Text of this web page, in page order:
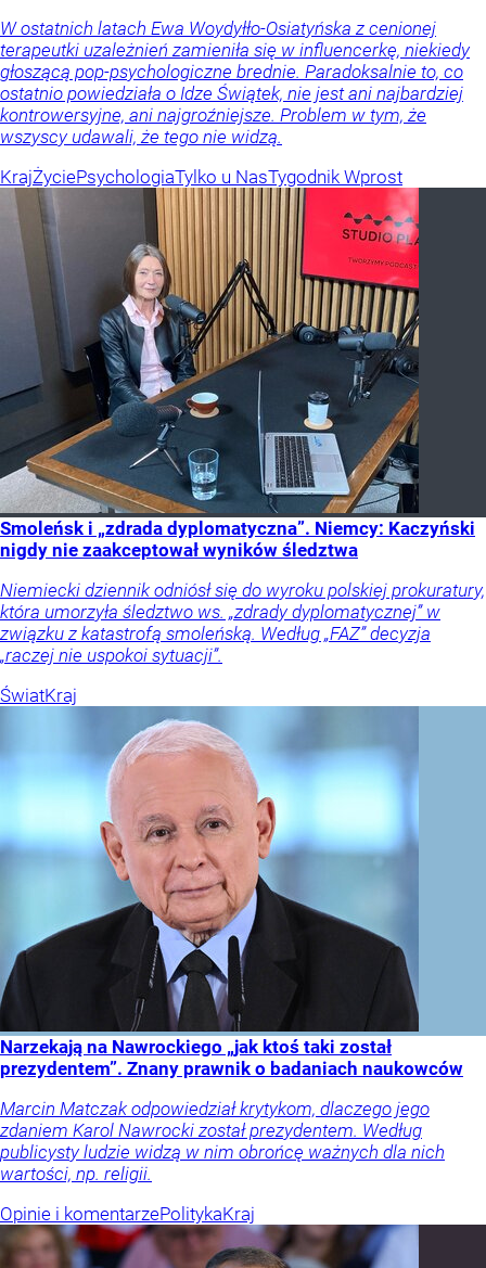
W ostatnich latach Ewa Woydyłło-Osiatyńska z cenionej
terapeutki uzależnień zamieniła się w influencerkę, niekiedy
głoszącą pop-psychologiczne brednie. Paradoksalnie to, co
ostatnio powiedziała o Idze Świątek, nie jest ani najbardziej
kontrowersyjne, ani najgroźniejsze. Problem w tym, że
wszyscy udawali, że tego nie widzą.
KrajŻyciePsychologiaTylko u NasTygodnik Wprost
Smoleńsk i „zdrada dyplomatyczna”. Niemcy: Kaczyński
nigdy nie zaakceptował wyników śledztwa
Niemiecki dziennik odniósł się do wyroku polskiej prokuratury,
która umorzyła śledztwo ws. „zdrady dyplomatycznej” w
związku z katastrofą smoleńską. Według „FAZ” decyzja
„raczej nie uspokoi sytuacji”.
ŚwiatKraj
Narzekają na Nawrockiego „jak ktoś taki został
prezydentem”. Znany prawnik o badaniach naukowców
Marcin Matczak odpowiedział krytykom, dlaczego jego
zdaniem Karol Nawrocki został prezydentem. Według
publicysty ludzie widzą w nim obrońcę ważnych dla nich
wartości, np. religii.
Opinie i komentarzePolitykaKraj